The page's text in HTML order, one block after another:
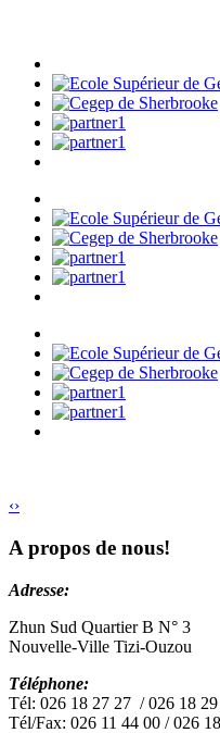
‹›
A propos de nous!
Adresse:
Zhun Sud Quartier B N° 3
Nouvelle-Ville Tizi-Ouzou
Téléphone:
Tél: 026 18 27 27 / 026 18 29
Tél/Fax: 026 11 44 00 / 026